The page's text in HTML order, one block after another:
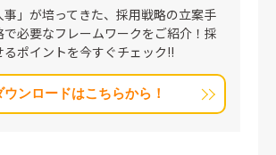
事」が培ってきた、採用戦略の立案手
必要なフレームワークをご紹介！採
ポイントを今すぐチェック!!
ウンロードはこちらから！